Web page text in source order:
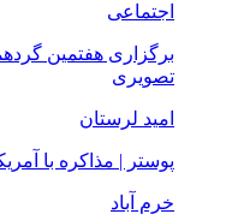
اجتماعی
برگزاری هفتمین
تصویری
امید لرستان
پوستر | مذاکره با
خرم آباد